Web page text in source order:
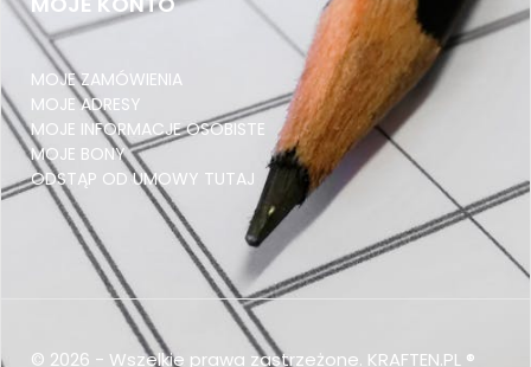
PRZEDZIAŁ DŁUGOŚCI 600-699
InPost Gabaryt B 640x380x190
KOPERTY KURIERSKIE
NOŻYKI I OSTRZA
PRZEDZIAŁ DŁUGOŚCI 700-799
Pocztex Kurier L 650x400x420
ZABEZPIECZENIA DO PALET NIE PIĘTROWAĆ
TEKTURA FALISTA
MOJE ZAMÓWIENIA
MOJE ADRESY
MOJE INFORMACJE OSOBISTE
MOJE BONY
ODSTĄP OD UMOWY TUTAJ
© 2026 - Wszelkie prawa zastrzeżone. KRAFTEN.PL ®